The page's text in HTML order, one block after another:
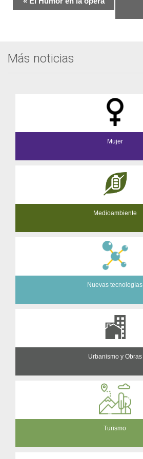
del
Más noticias
Mujer
Medioambiente
Nuevas tecnologías
Urbanismo y Obras
Turismo